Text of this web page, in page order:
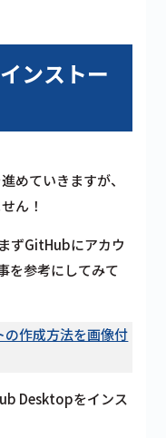
ンストー
めていきますが、
ん！
ずGitHubにアカウ
を参考にしてみて
作成方法を画像付
Desktopをインス